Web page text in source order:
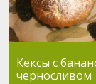
Кексы с
черносливом